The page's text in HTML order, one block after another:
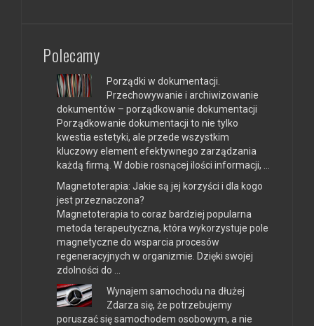
Polecamy
Porządki w dokumentacji.
Przechowywanie i archiwizowanie
dokumentów – porządkowanie dokumentacji
Porządkowanie dokumentacji to nie tylko
kwestia estetyki, ale przede wszystkim
kluczowy element efektywnego zarządzania
każdą firmą. W dobie rosnącej ilości informacji, …
Magnetoterapia: Jakie są jej korzyści i dla kogo
jest przeznaczona?
Magnetoterapia to coraz bardziej popularna
metoda terapeutyczna, która wykorzystuje pole
magnetyczne do wsparcia procesów
regeneracyjnych w organizmie. Dzięki swojej
zdolności do …
Wynajem samochodu na dłużej
Zdarza się, że potrzebujemy
poruszać się samochodem osobowym, a nie